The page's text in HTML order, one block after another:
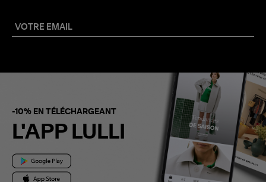
-10% EN TÉLÉCHARGEANT
L'APP LULLI